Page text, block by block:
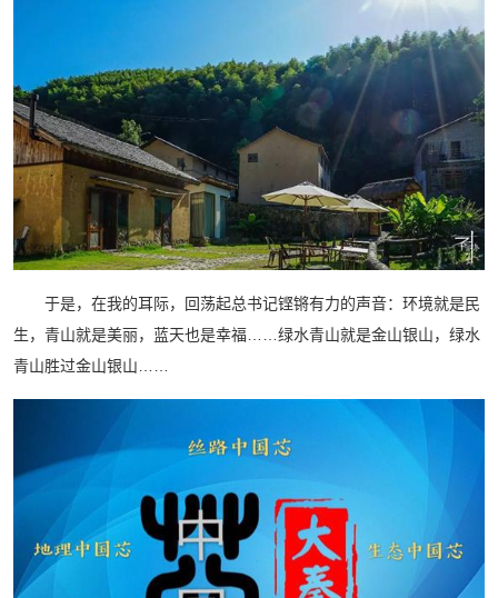
于是，在我的耳际，回荡起总书记铿锵有力的声音：环境就是民
生，青山就是美丽，蓝天也是幸福……绿水青山就是金山银山，绿水
青山胜过金山银山……